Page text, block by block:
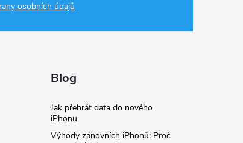
osobních údajů
Blog
Jak přehrát data do nového
iPhonu
Výhody zánovních iPhonů: Proč